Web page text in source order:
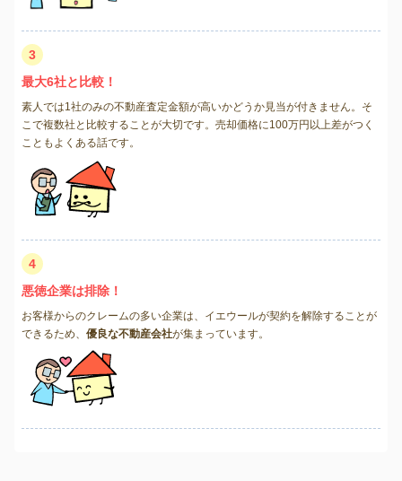
3
最大6社と比較！
素人では1社のみの不動産査定金額が高いかどうか見当が付きません。そ
こで複数社と比較することが大切です。売却価格に100万円以上差がつく
こともよくある話です。
4
悪徳企業は排除！
お客様からのクレームの多い企業は、イエウールが契約を解除することが
できるため、 優良な不動産会社が集まっています。